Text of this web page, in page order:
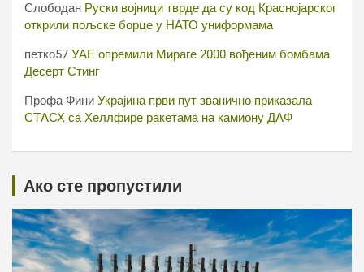
Слободан Руски војници тврде да су код Краснојарског
открили пољске борце у НАТО униформама
петко57 УАЕ опремили Мираге 2000 вођеним бомбама
Десерт Стинг
Профа Фини Украјина први пут званично приказала
СТАСХ са Хеллфире ракетама на камиону ДАФ
Ако сте пропустили